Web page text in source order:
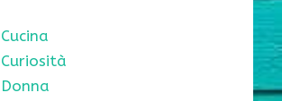
Cucina
Curiosità
Donna